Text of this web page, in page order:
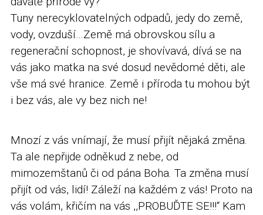
Tuny nerecyklovatelných odpadů, jedy do země,
vody, ovzduší…Země má obrovskou sílu a
regenerační schopnost, je shovívavá, dívá se na
vás jako matka na své dosud nevědomé děti, ale
vše má své hranice. Země i příroda tu mohou být
i bez vás, ale vy bez nich ne!
Mnozí z vás vnímají, že musí přijít nějaká změna.
Ta ale nepřijde odněkud z nebe, od
mimozemštanů či od pána Boha. Ta změna musí
přijít od vás, lidí! Záleží na každém z vás! Proto na
vás volám, křičím na vás ,,PROBUĎTE SE!!!“ Kam